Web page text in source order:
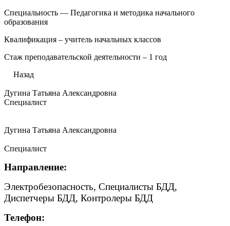
Специальность — Педагогика и методика начального
образования
Квалификация – учитель начальных классов
Стаж преподавательской деятельности – 1 год
Назад
Дугина Татьяна Александровна
Специалист
Дугина Татьяна Александровна
Специалист
Направление:
Электробезопасность, Специалисты БДД,
Диспетчеры БДД, Контролеры БДД
Телефон: